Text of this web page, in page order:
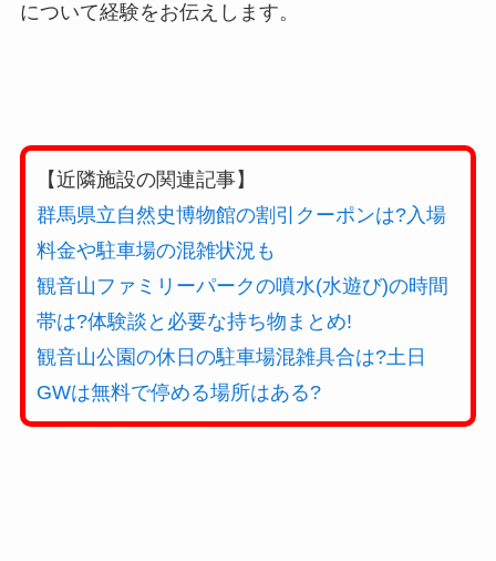
について経験をお伝えします。
【近隣施設の関連記事】
群馬県立自然史博物館の割引クーポンは?入場
料金や駐車場の混雑状況も
観音山ファミリーパークの噴水(水遊び)の時間
帯は?体験談と必要な持ち物まとめ!
観音山公園の休日の駐車場混雑具合は?土日
GWは無料で停める場所はある?